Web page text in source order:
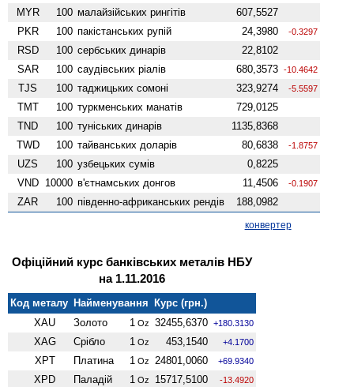
MYR
100 малайзійських рингітів
607,5527
PKR
100 пакістанських рупій 24,3980 -0.3297
RSD 100 сербських динарів
22,8102
SAR
100 саудівських ріалів 680,3573 -10.4642
TJS 100 таджицьких сомоні 323,9274 -5.5597
TMT 100 туркменських манатів
729,0125
TND
100 туніських динарів
1135,8368
TWD
100 тайванських доларів 80,6838 -1.8757
UZS 100 узбецьких сумів
0,8225
VND
10000 в'єтнамських донгов 11,4506 -0.1907
ZAR 100 південно-африканських рендів 188,0982
конвертер
Офіційний курс банківських металів НБУ
на 1.11.2016
Код металу Найменування Курс (грн.)
XAU
Золото 1 Oz 32455,6370 +180.3130
XAG Срібло 1 Oz 453,1540 +4.1700
XPT Платина 1 Oz 24801,0060 +69.9340
XPD Паладій 1 Oz 15717,5100 -13.4920